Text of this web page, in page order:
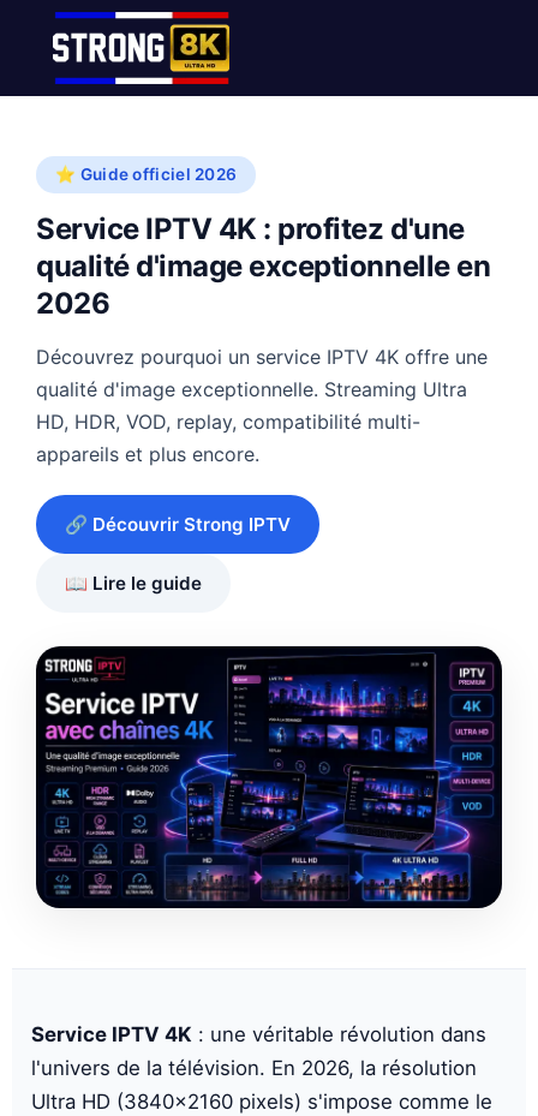
⭐ Guide officiel 2026
Service IPTV 4K : profitez d'une
qualité d'image exceptionnelle en
2026
Découvrez pourquoi un service IPTV 4K offre une
qualité d'image exceptionnelle. Streaming Ultra
HD, HDR, VOD, replay, compatibilité multi-
appareils et plus encore.
🔗 Découvrir Strong IPTV
📖 Lire le guide
Service IPTV 4K : une véritable révolution dans
l'univers de la télévision. En 2026, la résolution
Ultra HD (3840x2160 pixels) s'impose comme le